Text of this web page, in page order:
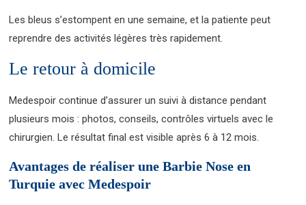
Les bleus s’estompent en une semaine, et la patiente peut
reprendre des activités légères très rapidement.
Le retour à domicile
Medespoir continue d’assurer un suivi à distance pendant
plusieurs mois : photos, conseils, contrôles virtuels avec le
chirurgien. Le résultat final est visible après 6 à 12 mois.
Avantages de réaliser une Barbie Nose en
Turquie avec Medespoir